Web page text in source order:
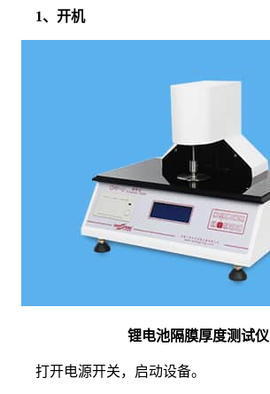
1、开机
锂电池隔膜厚度测试仪
打开电源开关，启动设备。